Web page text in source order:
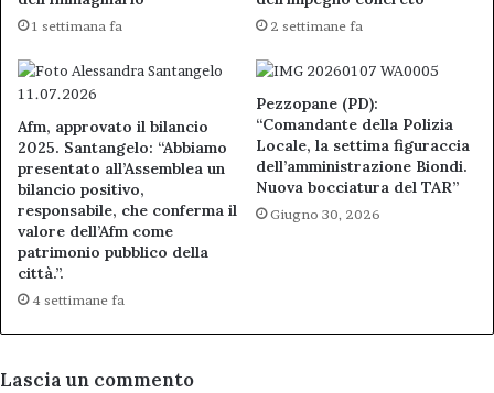
1 settimana fa 2 settimane fa
Afm, approvato il bilancio
2025. Santangelo: “Abbiamo
presentato all’Assemblea un
bilancio positivo,
responsabile, che conferma il
valore dell’Afm come
patrimonio pubblico della
città.”.
4 settimane fa
Pezzopane (PD):
“Comandante della Polizia
Locale, la settima figuraccia
dell’amministrazione Biondi.
Nuova bocciatura del TAR”
Giugno 30, 2026
Lascia un commento